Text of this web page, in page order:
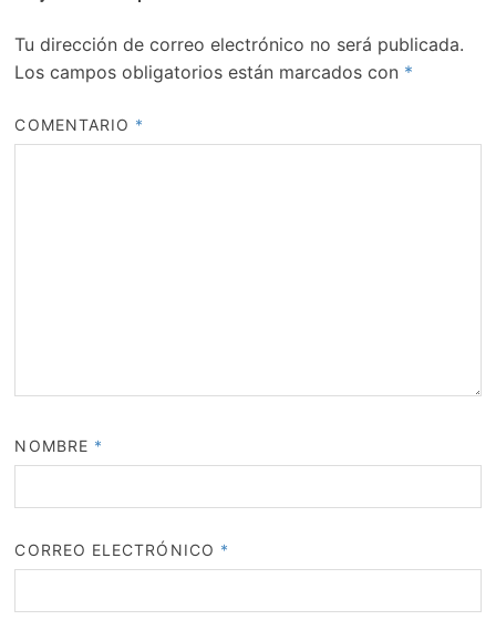
Tu dirección de correo electrónico no será publicada.
Los campos obligatorios están marcados con *
COMENTARIO *
NOMBRE *
CORREO ELECTRÓNICO *